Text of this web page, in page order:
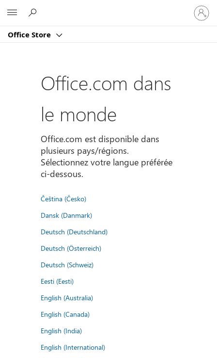
Office Store
vous
à
compte
Office.com dans
le monde
Office.com est disponible dans
plusieurs pays/régions.
Sélectionnez votre langue préférée
ci-dessous.
Čeština (Česko)
Dansk (Danmark)
Deutsch (Deutschland)
Deutsch (Österreich)
Deutsch (Schweiz)
Eesti (Eesti)
English (Australia)
English (Canada)
English (India)
English (International)